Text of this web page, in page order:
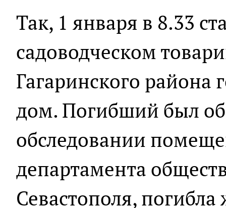
Так, 1 января в 8.33
садоводческом
Гагаринского района
дом. Погибший был
обследовании
департамента
Севастополя,